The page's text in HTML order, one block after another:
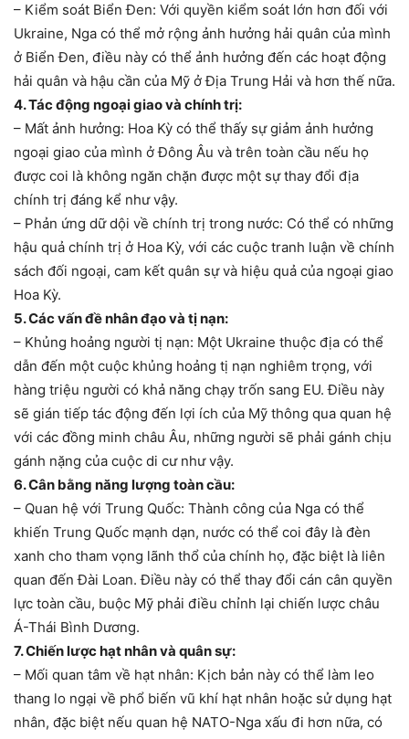
– Kiểm soát Biển Đen: Với quyền kiểm soát lớn hơn đối với
Ukraine, Nga có thể mở rộng ảnh hưởng hải quân của mình
ở Biển Đen, điều này có thể ảnh hưởng đến các hoạt động
hải quân và hậu cần của Mỹ ở Địa Trung Hải và hơn thế nữa.
4. Tác động ngoại giao và chính trị:
– Mất ảnh hưởng: Hoa Kỳ có thể thấy sự giảm ảnh hưởng
ngoại giao của mình ở Đông Âu và trên toàn cầu nếu họ
được coi là không ngăn chặn được một sự thay đổi địa
chính trị đáng kể như vậy.
– Phản ứng dữ dội về chính trị trong nước: Có thể có những
hậu quả chính trị ở Hoa Kỳ, với các cuộc tranh luận về chính
sách đối ngoại, cam kết quân sự và hiệu quả của ngoại giao
Hoa Kỳ.
5. Các vấn đề nhân đạo và tị nạn:
– Khủng hoảng người tị nạn: Một Ukraine thuộc địa có thể
dẫn đến một cuộc khủng hoảng tị nạn nghiêm trọng, với
hàng triệu người có khả năng chạy trốn sang EU. Điều này
sẽ gián tiếp tác động đến lợi ích của Mỹ thông qua quan hệ
với các đồng minh châu Âu, những người sẽ phải gánh chịu
gánh nặng của cuộc di cư như vậy.
6. Cân bằng năng lượng toàn cầu:
– Quan hệ với Trung Quốc: Thành công của Nga có thể
khiến Trung Quốc mạnh dạn, nước có thể coi đây là đèn
xanh cho tham vọng lãnh thổ của chính họ, đặc biệt là liên
quan đến Đài Loan. Điều này có thể thay đổi cán cân quyền
lực toàn cầu, buộc Mỹ phải điều chỉnh lại chiến lược châu
Á-Thái Bình Dương.
7. Chiến lược hạt nhân và quân sự:
– Mối quan tâm về hạt nhân: Kịch bản này có thể làm leo
thang lo ngại về phổ biến vũ khí hạt nhân hoặc sử dụng hạt
nhân, đặc biệt nếu quan hệ NATO-Nga xấu đi hơn nữa, có